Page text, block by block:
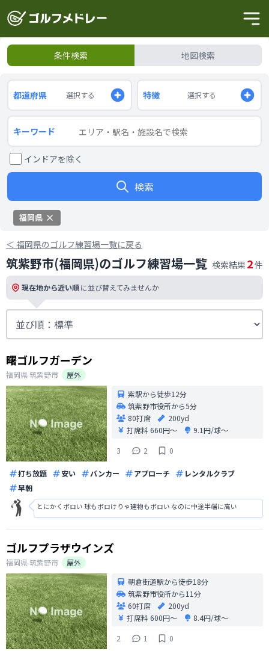
条件検索 地図検索
都道府県 選択する 特徴 選択する
キーワード
インドアを除く
検索
福岡県
＜ 福岡県のゴルフ練習場一覧に戻る
筑紫野市(福岡県)のゴルフ練習場一覧 検索結果 2件
現在地から近い順に並び替えてみませんか
曙ゴルフガーデン
福岡県 筑紫野市
屋外
紫駅から徒歩12分
筑紫野市役所から5分
80打席
200yd
打席料660円〜
9.1円/球〜
3
2 0
打ち放題 安い バンカー アプローチ
レンタルクラブ
早朝
とにかくボロい 球もボロけりゃ建物もボロい なのに中途半端に高い
ゴルフプラザウインズ
福岡県 筑紫野市
屋外
朝倉街道駅から徒歩18分
筑紫野市役所から11分
60打席
200yd
打席料600円〜
8.4円/球〜
2
1 0